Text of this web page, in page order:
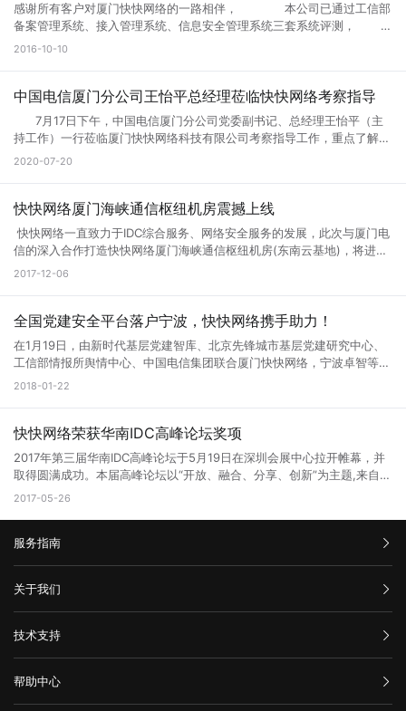
--------------- 高防A型：G口20M独享 60G防御 399元/月 高防B型：
G口30M独享 100G防御 699元/月 高防C型：G口100M独享 200G防御
1299元/月 高防D型：G口100M独享 300G防御 1799元/月 适合：游
戏，网站，APP，北方联通布点等业务 --------------------------------
仅售999元/月 微端大带宽B型： 200M带宽 120G防御 仅售1799元/月
适合：大带宽资源加载，下载业务，附送微端防CC策略 ----------------
-------------------------------------------- 新老客户体验活动： 只要
+2元 免费体验高防C型3天时间。 服务器开始售卖。 各位速速联系销售
商务领取免费体验名额。 测试IP:123.129.217.1
感谢所有客户对厦门快快网络的一路相伴， 本公司已通过工信部
备案管理系统、接入管理系统、信息安全管理系统三套系统评测，
经通信管局审批通过取得增值电信业务 ISP（因特网接入服务），IDC(互
2016-10-10
中国电信厦门分公司王怡平总经理莅临快快网络考察指导
7月17日下午，中国电信厦门分公司党委副书记、总经理王怡平（主
持工作）一行莅临厦门快快网络科技有限公司考察指导工作，重点了解当
前公司的运营情况及发展规划，并就深化双方合作、推进5G建设进行交
随后，由党支部书记张功洪作党建共建工作情况介绍，以先锋引领、共建
快快网络CEO林思弘介绍公司的基本情况 在详细了解企业的运营情
况后，王怡平对公司当前的发展情况表示肯定，并从国家宏观政策、行业
环境、未来发展大势等方面阐述了大数据、云计算行业发展的机遇和挑
战。他强调，5G网络是“新基建”的重要组成部分，也是推动经济社会数字
强技术攻关，积极培育更多基于5G技术的新产品、新服务，助力行业应
用和发展。 林思弘代表公司感谢中国电信厦门分公司长期以来的大力
支持和帮助，希望双方能够进一步深化合作，协同开展5G应用创新探
2020-07-20
快快网络厦门海峡通信枢纽机房震撼上线
快快网络一直致力于IDC综合服务、网络安全服务的发展，此次与厦门电
信的深入合作打造快快网络厦门海峡通信枢纽机房(东南云基地)，将进一
步深耕厦门市场，将云安全业务推向更广阔的市场。 快快网络厦门海峡
出口带宽近2T级，配套三个回路供电系统，配备了福建省首个液态冷却
枢纽机房是快快网络公司2017年全力重点打造的核心项目。 电力供应 机
房配电系统容量为22342KVA，采用三路高压进线每回线路的供电容量为
9600KVA，两组一备。并设有4台2400KVA的备用高压柴油发电机组，
作为后备电源，总容量为9600KVA，保证99.99%持续电力供应。 恒温
6330KW，两套系统互为备份，保证机房通风、恒温、恒湿 机房温度控
制在：22±3摄氏度，相对湿度：30%~70%。 网络资源 机房依托中国
电信强大的技术力量和网络资源，企业用户的网络设备通过海峡通信IDC
温湿度等。采用数字式视频安防监控系统，录像保存时间>3个月，可根
量，机房配备24小时专业运维人员，专业安保人员，将为您提供从机房
设备维护、网络实时监控到网络设备故障排除等全方位的365*7*24小时
的专业技术支持。 欢迎预约现场考察机房，厦门地区企业我们提供专车
2017-12-06
全国党建安全平台落户宁波，快快网络携手助力！
在1月19日，由新时代基层党建智库、北京先锋城市基层党建研究中心、
工信部情报所舆情中心、中国电信集团联合厦门快快网络，宁波卓智等共
同建设的“全国党务政务网络防护平台”工程在浙江宁波顺利启动，这也是
的增加，想要顺畅的链接，高速稳定的带宽和强大防御是必不可少的！
功，“党务政务网络信息安全防护平台暨网络数据、安全防护中心”项目能
正式启动表示祝贺，快快网络将联合宁波卓智以及其他安全公司一起为该
安全防护平台还建立面向党务政务领域的信息安全网络数据、安全防护中
心，建立统一高效的网络安全风险报告机制、情报共享机制、研判处置机
制，提高漏洞可发现、风险可防范能力。 这是企业回报党和国家的最好
机会。 今后，全国党政机关、企事业单位只需登录党建先锋网站，
完成注册登记，配套的“党政安全云”就将根据各党政机关、企事业单位网
络信息建设的实际情况，定制个性化的解决方案，明确保护对象、保护层
新闻办公室原局长，国务院新闻办公室秘书长兼六局局长冯希望同志等十
几位领导同志分别进行了发言以及美好的祝愿，对中国电信集团，厦门快
席的媒体有新华网，人民网，浙江日报，宁波电视台等新闻媒体。 相关
媒体报导(截取部分媒体，排名不分先后)： 人民网
2018-01-22
快快网络荣获华南IDC高峰论坛奖项
2017年第三届华南IDC高峰论坛于5月19日在深圳会展中心拉开帷幕，并
取得圆满成功。本届高峰论坛以“开放、融合、分享、创新”为主题,来自全
国各地的著名IDC服务商参加了本次展会，厦门快快网络科技有限公司携
年度最具价值新锐奖 参展嘉宾代表进行演讲，深度剖析IDC的发展以及未
务水平，促进IDC的快速健康发展，推进中小企业的数据中心建设与发展
进程；通过开展各项活动，为IDC行业发展服务，专致于资源整合型，智
慧集结型团体的打造，并致力将精英个人价值、团队能量、社会资源的调
+"向各行各业的加速渗透以及VR 、智能终端、可穿戴设备的广泛普及改
2017-05-26
服务指南
汇款信息
购买流程
服务条款
关于我们
公司介绍
举报中心
隐私声明
技术支持
网站备案
技术文档
帮助中心